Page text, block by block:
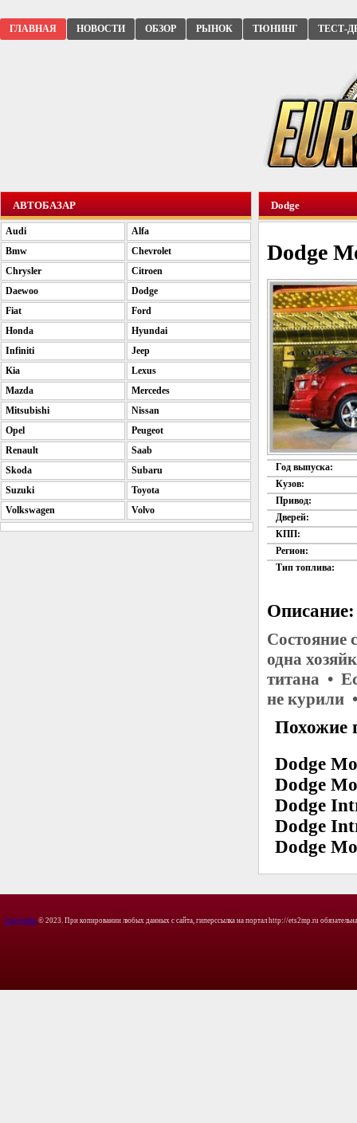
ГЛАВНАЯ НОВОСТИ ОБЗОР РЫНОК ТЮНИНГ ТЕСТ-
Dodge
Dodge
Год выпуска:
Кузов:
Привод:
Дверей:
КПП:
Регион:
Тип топлива:
Описание:
Состояние
одна
титана •
не курили
Похожие
Dodge
Dodge
Dodge
Dodge
Dodge
АВТОБАЗАР
Audi
Alfa
Bmw
Chevrolet
Chrysler
Citroen
Daewoo
Dodge
Fiat
Ford
Honda
Hyundai
Infiniti
Jeep
Kia
Lexus
Mazda
Mercedes
Mitsubishi
Nissan
Opel
Peugeot
Renault
Saab
Skoda
Subaru
Suzuki
Toyota
Volkswagen
Volvo
Copyright © 2023. При копировании любых данных с сайта, гиперссылка на портал http://ets2mp.ru